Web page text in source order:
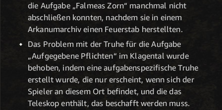
die Aufgabe „Falmeas Zorn“ manchmal nicht
abschließen konnten, nachdem sie in einem
Arkanumarchiv einen Feuerstab herstellten.
Das Problem mit der Truhe für die Aufgabe
„Aufgegebene Pflichten“ im Klagental wurde
behoben, indem eine aufgabenspezifische Truhe
erstellt wurde, die nur erscheint, wenn sich der
Spieler an diesem Ort befindet, und die das
Teleskop enthält, das beschafft werden muss.